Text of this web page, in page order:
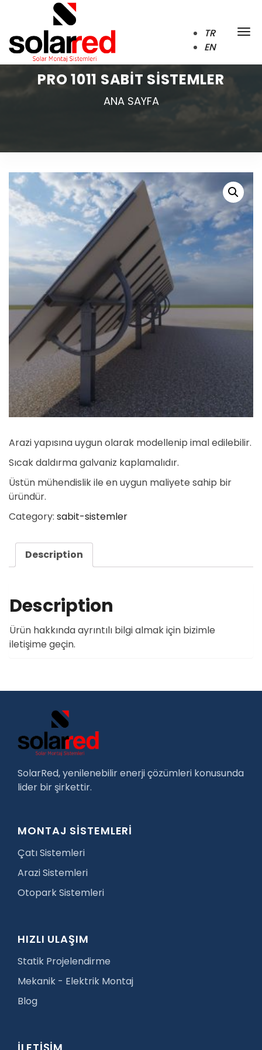
TR
EN
PRO 1011 SABIT SISTEMLER
ANA SAYFA
Arazi yapısına uygun olarak modellenip imal edilebilir.
Sıcak daldırma galvaniz kaplamalıdır.
Üstün mühendislik ile en uygun maliyete sahip bir
üründür.
Category: sabit-sistemler
Description
Description
Ürün hakkında ayrıntılı bilgi almak için bizimle
iletişime geçin.
SolarRed, yenilenebilir enerji çözümleri konusunda
lider bir şirkettir.
MONTAJ SİSTEMLERİ
Çatı Sistemleri
Arazi Sistemleri
Otopark Sistemleri
HIZLI ULAŞIM
Statik Projelendirme
Mekanik - Elektrik Montaj
Blog